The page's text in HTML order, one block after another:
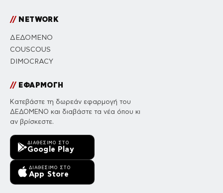
//NETWORK
ΔΕΔΟΜΕΝΟ
COUSCOUS
DIMOCRACY
//ΕΦΑΡΜΟΓΗ
Κατεβάστε τη δωρεάν εφαρμογή του
ΔΕΔΟΜΕΝΟ και διαβάστε τα νέα όπου κι
αν βρίσκεστε.
ΔΙΑΘΈΣΙΜΟ ΣΤΟ
Google Play
ΔΙΑΘΈΣΙΜΟ ΣΤΟ
App Store